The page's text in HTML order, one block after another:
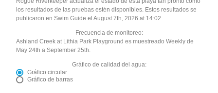
los resultados de las pruebas estén disponibles. Estos resultados se
publicaron en Swim Guide el August 7th, 2026 at 14:02.
Frecuencia de monitoreo:
Ashland Creek at Lithia Park Playground es muestreado Weekly de
May 24th a September 25th.
Gráfico de calidad del agua:
Gráfico circular
Gráfico de barras